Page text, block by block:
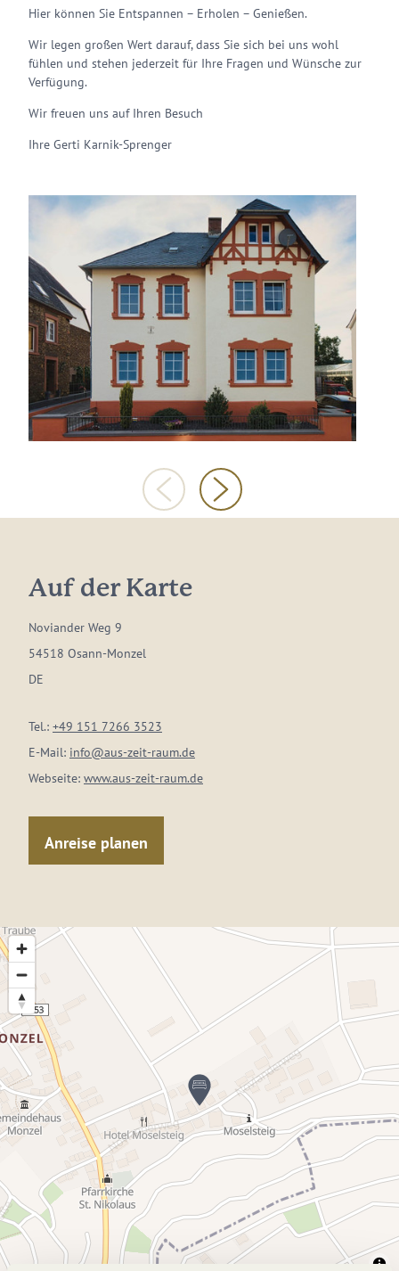
Hier können Sie Entspannen – Erholen – Genießen.
Wir legen großen Wert darauf, dass Sie sich bei uns wohl
fühlen und stehen jederzeit für Ihre Fragen und Wünsche zur
Verfügung.
Wir freuen uns auf Ihren Besuch
Ihre Gerti Karnik-Sprenger
Auf der Karte
Noviander Weg 9
54518 Osann-Monzel
DE
Tel.: +49 151 7266 3523
E-Mail: info@aus-zeit-raum.de
Webseite: www.aus-zeit-raum.de
Anreise planen